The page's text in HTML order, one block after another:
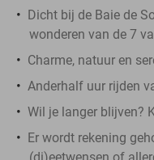
Dicht bij de Baie de
wonderen van de 7
Charme, natuur en
Anderhalf uur rijden
Wil je langer blijven?
Er wordt rekening